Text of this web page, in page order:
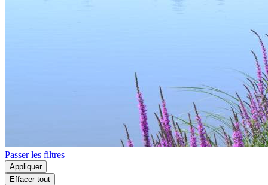
Passer les filtres
Appliquer
Effacer tout